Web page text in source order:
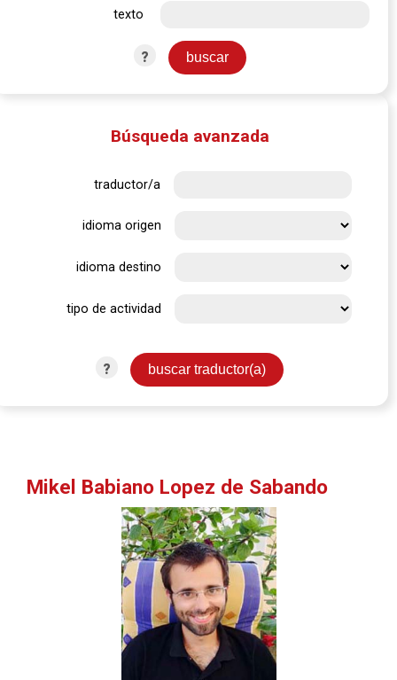
texto
?
Búsqueda avanzada
traductor/a
idioma origen
idioma destino
tipo de actividad
?
Mikel Babiano Lopez de Sabando